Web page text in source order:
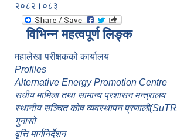
२०८२।०८३
विभिन्न महत्वपूर्ण लिङ्क
महालेखा परीक्षकको कार्यालय
Profiles
Alternative Energy Promotion Centre
सधीय मामिला तथा सामान्य प्रशासन मन्त्रालय
स्थानीय सञ्चित कोष व्यवस्थापन
गुनासो
वृत्ति मार्गनिर्देशन